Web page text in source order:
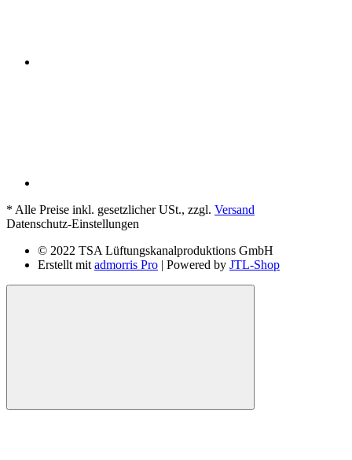
* Alle Preise inkl. gesetzlicher USt., zzgl. Versand
Datenschutz-Einstellungen
© 2022 TSA Lüftungskanalproduktions GmbH
Erstellt mit admorris Pro | Powered by JTL-Shop